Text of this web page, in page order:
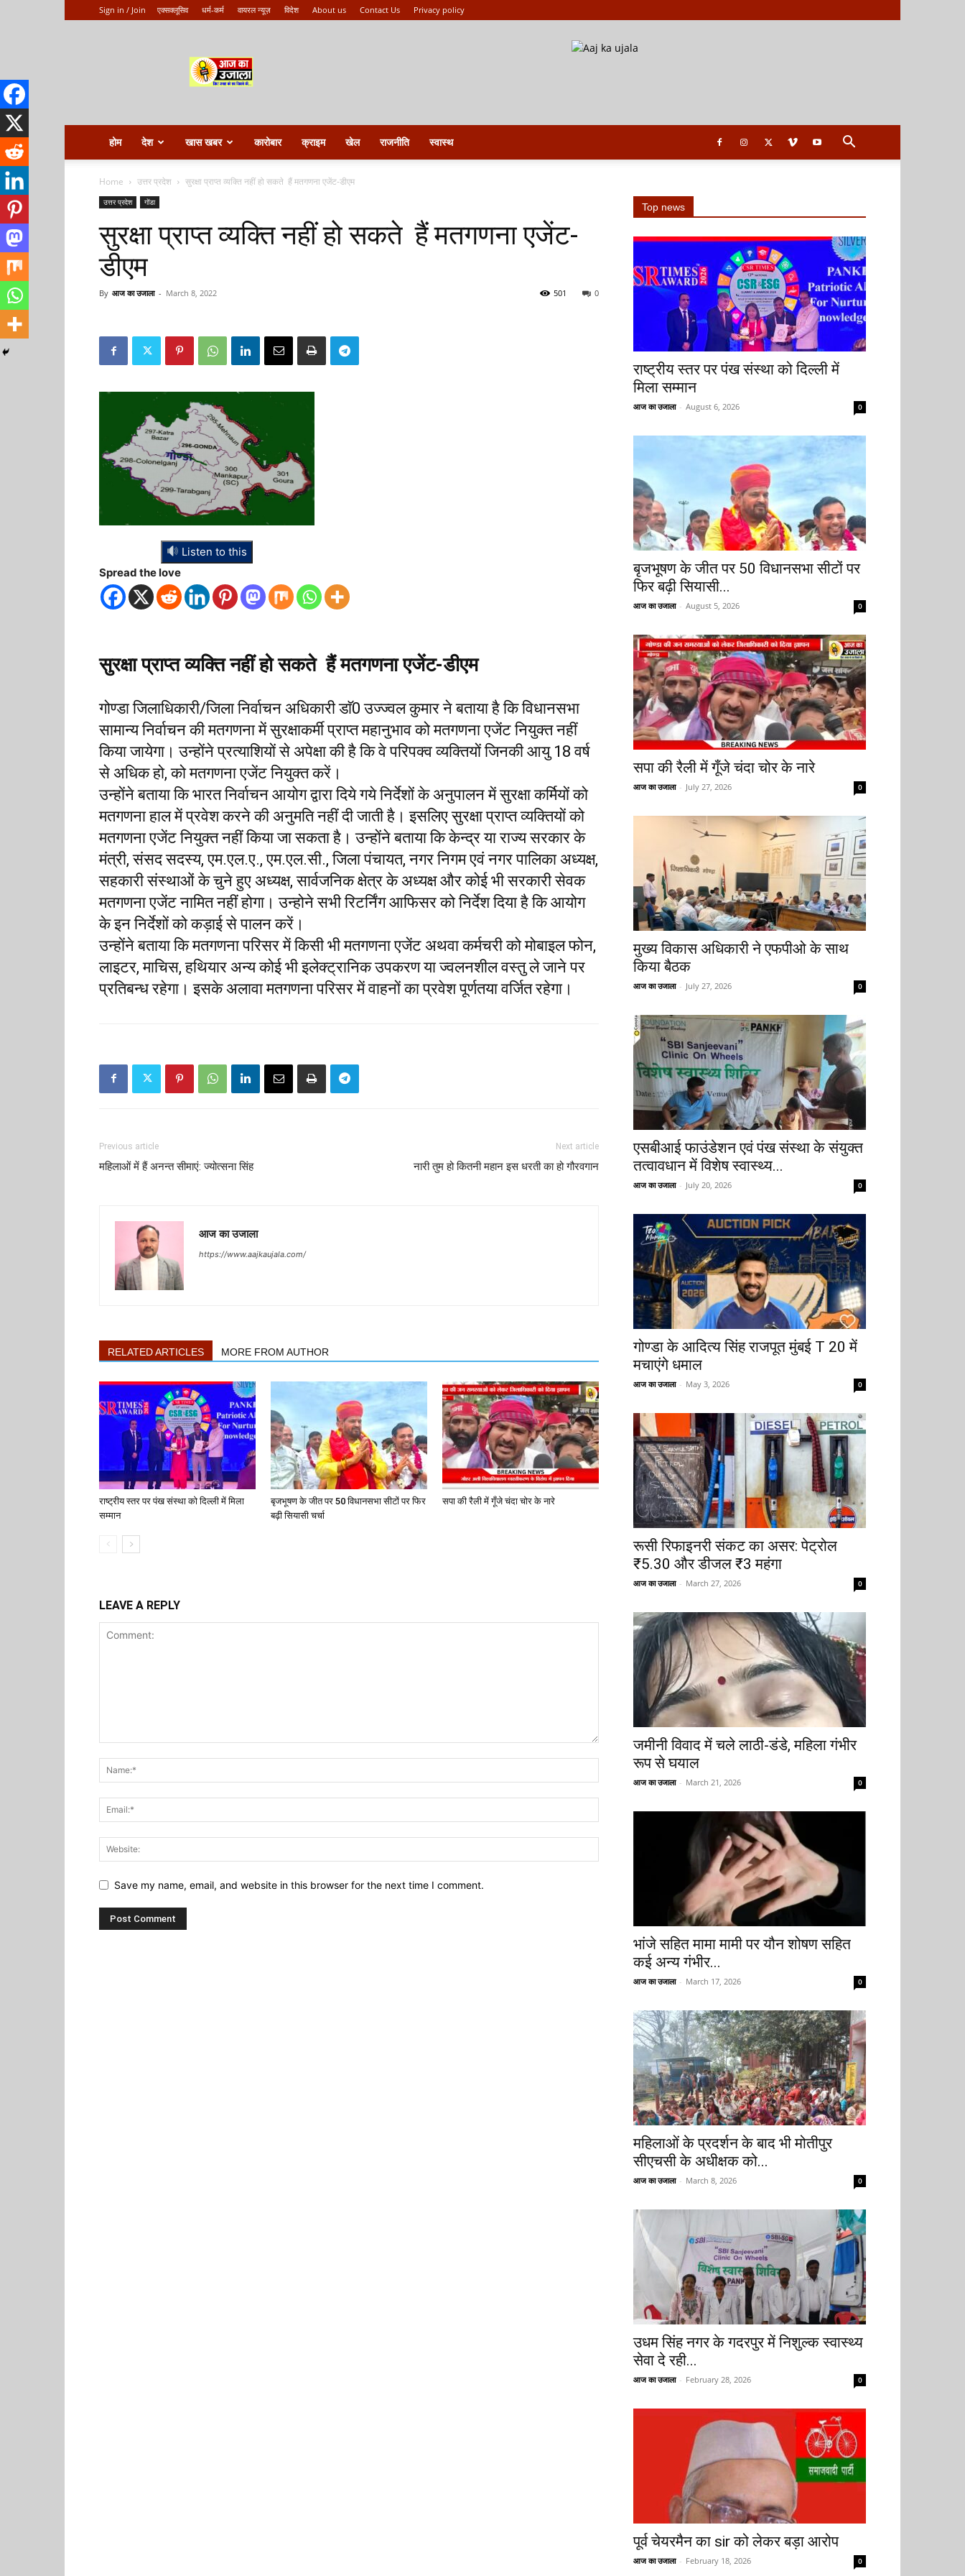
Sign in / Join एक्सक्लूसिव धर्म-कर्म वायरल न्यूज़ विदेश About us Contact Us Privacy policy
ka
ujala
होम देश खास खबर कारोबार क्राइम खेल राजनीति स्वास्थ
Home उत्तर प्रदेश सुरक्षा प्राप्त व्यक्ति नहीं हो सकते हैं मतगणना एजेंट-डीएम
उत्तर प्रदेश गोंडा
सुरक्षा प्राप्त व्यक्ति नहीं हो सकते हैं मतगणना एजेंट-
डीएम
By आज का उजाला - March 8, 2022 0
501
Listen to this
Spread the love
सुरक्षा प्राप्त व्यक्ति नहीं हो सकते हैं मतगणना एजेंट-डीएम
गोण्डा जिलाधिकारी/जिला निर्वाचन अधिकारी डाॅ0 उज्ज्वल कुमार ने बताया है कि विधानसभा
सामान्य निर्वाचन की मतगणना में सुरक्षाकर्मी प्राप्त महानुभाव को मतगणना एजेंट नियुक्त नहीं
किया जायेगा। उन्होंने प्रत्याशियों से अपेक्षा की है कि वे परिपक्व व्यक्तियों जिनकी आयु 18 वर्ष
से अधिक हो, को मतगणना एजेंट नियुक्त करें।
उन्होंने बताया कि भारत निर्वाचन आयोग द्वारा दिये गये निर्देशों के अनुपालन में सुरक्षा कर्मियों को
मतगणना हाल में प्रवेश करने की अनुमति नहीं दी जाती है। इसलिए सुरक्षा प्राप्त व्यक्तियों को
मतगणना एजेंट नियुक्त नहीं किया जा सकता है। उन्होंने बताया कि केन्द्र या राज्य सरकार के
मंत्री, संसद सदस्य, एम.एल.ए., एम.एल.सी., जिला पंचायत, नगर निगम एवं नगर पालिका अध्यक्ष,
सहकारी संस्थाओं के चुने हुए अध्यक्ष, सार्वजनिक क्षेत्र के अध्यक्ष और कोई भी सरकारी सेवक
मतगणना एजेंट नामित नहीं होगा। उन्होने सभी रिटर्निंग आफिसर को निर्देश दिया है कि आयोग
के इन निर्देशों को कड़ाई से पालन करें।
उन्होंने बताया कि मतगणना परिसर में किसी भी मतगणना एजेंट अथवा कर्मचरी को मोबाइल फोन,
लाइटर, माचिस, हथियार अन्य कोई भी इलेक्ट्रानिक उपकरण या ज्वलनशील वस्तु ले जाने पर
प्रतिबन्ध रहेगा। इसके अलावा मतगणना परिसर में वाहनों का प्रवेश पूर्णतया वर्जित रहेगा।
Previous article
महिलाओं में हैं अनन्त सीमाएं: ज्योत्सना सिंह
Next article
नारी तुम हो कितनी महान इस धरती का हो गौरवगान
आज का उजाला
https://www.aajkaujala.com/
RELATED ARTICLES MORE FROM AUTHOR
राष्ट्रीय स्तर पर पंख संस्था को दिल्ली में मिला
सम्मान
बृजभूषण के जीत पर 50 विधानसभा सीटों पर फिर
बढ़ी सियासी चर्चा
सपा की रैली में गूँजे चंदा चोर के नारे
LEAVE A REPLY
Save my name, email, and website in this browser for the next time I comment.
Top news
राष्ट्रीय स्तर पर पंख संस्था को दिल्ली में
मिला सम्मान
आज का उजाला - August 6, 2026 0
बृजभूषण के जीत पर 50 विधानसभा सीटों पर
फिर बढ़ी सियासी...
आज का उजाला - August 5, 2026 0
सपा की रैली में गूँजे चंदा चोर के नारे
आज का उजाला - July 27, 2026 0
मुख्य विकास अधिकारी ने एफपीओ के साथ
किया बैठक
आज का उजाला - July 27, 2026 0
एसबीआई फाउंडेशन एवं पंख संस्था के संयुक्त
तत्वावधान में विशेष स्वास्थ्य...
आज का उजाला - July 20, 2026 0
गोण्डा के आदित्य सिंह राजपूत मुंबई T 20 में
मचाएंगे धमाल
आज का उजाला - May 3, 2026 0
रूसी रिफाइनरी संकट का असर: पेट्रोल
₹5.30 और डीजल ₹3 महंगा
आज का उजाला - March 27, 2026 0
जमीनी विवाद में चले लाठी-डंडे, महिला गंभीर
रूप से घयाल
आज का उजाला - March 21, 2026 0
भांजे सहित मामा मामी पर यौन शोषण सहित
कई अन्य गंभीर...
आज का उजाला - March 17, 2026 0
महिलाओं के प्रदर्शन के बाद भी मोतीपुर
सीएचसी के अधीक्षक को...
आज का उजाला - March 8, 2026 0
उधम सिंह नगर के गदरपुर में निशुल्क स्वास्थ्य
सेवा दे रही...
आज का उजाला - February 28, 2026 0
पूर्व चेयरमैन का sir को लेकर बड़ा आरोप
आज का उजाला - February 18, 2026 0